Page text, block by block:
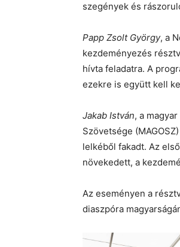
szegények és
Papp Zsolt György, a
kezdeményezés
hívta feladatra. A
ezekre is együtt kell
Jakab István, a
Szövetsége
lelkéből fakadt. Az
növekedett, a
Az eseményen a
diaszpóra